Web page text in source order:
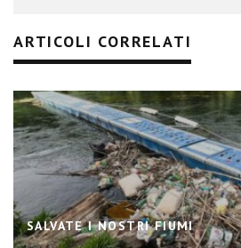
ARTICOLI CORRELATI
SALVATE I NOSTRI FIUMI